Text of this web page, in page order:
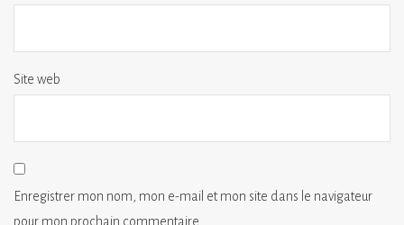
Site web
Enregistrer mon nom, mon e-mail et mon site dans le navigateur
pour mon prochain commentaire.